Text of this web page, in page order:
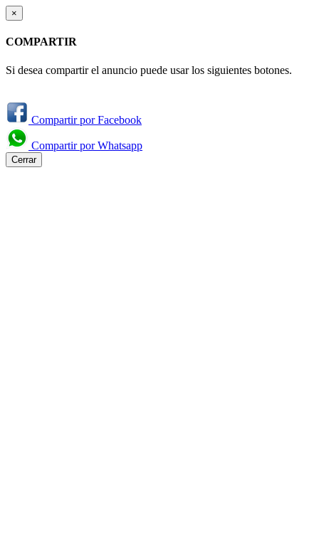
×
COMPARTIR
Si desea compartir el anuncio puede usar los siguientes botones.
Compartir por Facebook
Compartir por Whatsapp
Cerrar